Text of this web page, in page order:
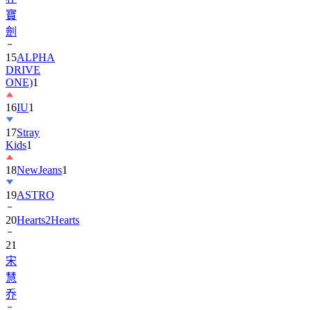
劍
15
DRIVE
ONE)1
16IU1
17Stray
Kids
18NewJeans
19ASTRO
20Hearts2Hearts
21
宋
慧
乔
22